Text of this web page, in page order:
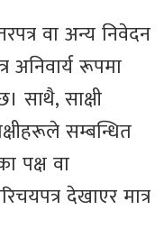
वा अन्य निवेदन
अनिवार्य रूपमा
साथै, साक्षी
सम्बन्धित
पक्ष वा
देखाएर मात्र